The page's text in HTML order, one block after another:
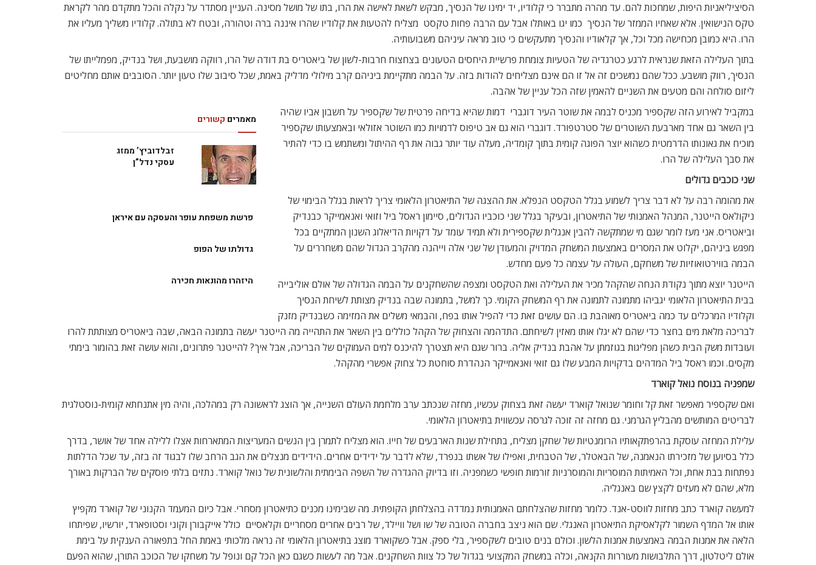
הסיציליאניות היפות, שמחכות להם. עד מהרה מתברר כי קלודיו, יד ימינו של הנסיך, מבקש לשאת לאישה את הרו, בתו של מושל מסינה. העניין מסתדר על נקלה והכל מתקדם מהר לקראת
טקס הנישואין. אלא שאחיו הממזר של הנסיך  כמו יגו באותלו אבל עם הרבה פחות טקסט  מצליח להטעות את קלודיו שהרו איננה ברה וטהורה, ובטח לא בתולה. קלודיו משליך מעליו את
הרו. היא כמובן מכחישה מכל וכל, אך קלאודיו והנסיך מתעקשים כי טוב מראה עיניהם משבועותיה.
בתוך העלילה הזאת שנראית לרגע כטרגדיה של הטעיות צומחת פרשיית היחסים הטעונים בצחצוח חרבות-לשון של ביאטריס בת דודה של הרו, רווקה מושבעת, ושל בנדיק, מפמלייתו של
הנסיך, רווק מושבע. ככל שהם נמשכים זה אל זו הם אינם מצליחים להודות בזה. על הבמה מתקיימת ביניהם קרב מילולי מדליק באמת, שכל סיבוב שלו טעון יותר. הסובבים אותם מחליטים
ליזום סולחה והם מטעים את השניים להאמין שזה הכל עניין של אהבה.
מאמרים קשורים
זבלדוביץ’ ממזג
עסקי נדל”ן
פרשת משפחת עופר והעסקה עם איראן
גדולתו של הפופ
היזהרו מהונאות חכירה
במקביל לאירוע הזה שקספיר מכניס לבמה את שוטר העיר דוגברי  דמות שהיא בדיחה פרטית של שקספיר על חשבון אביו שהיה
בין השאר גם אחד מארבעת השוטרים של סטרטפורד. דוגברי הוא גם אב טיפוס לדמויות כמו השוטר אזולאי ובאמצעותו שקספיר
מוכיח את גאונותו הדרמטית כשהוא יוצר הפוגה קומית בתוך קומדיה, מעלה עוד יותר גבוה את רף ההיתול ומשתמש בו כדי להתיר
את סבך העלילה של הרו.
שני כוכבים גדולים
את מהומה רבה על לא דבר צריך לשמוע בגלל הטקסט הנפלא. את ההצגה של התיאטרון הלאומי צריך לראות בגלל הבימוי של
ניקולאס הייטנר, המנהל האמנותי של התיאטרון, ובעיקר בגלל שני כוכביו הגדולים, סיימון ראסל ביל וזואי ואנאמייקר כבנדיק
וביאטריס. אני מעז לומר שגם מי שמתקשה להבין אנגלית שקספירית ולא תמיד עומד על דקויות הדיאלוג השנון המתקיים בכל
מפגש ביניהם, יקלוט את המסרים באמצעות המשחק המדויק והמעודן של שני אלה וייהנה מהקרב הגדול שהם משחררים על
הבמה בווירטואוזיות של משחקם, העולה על עצמה כל פעם מחדש.
הייטנר יוצא מתוך נקודת הנחה שהקהל מכיר את העלילה ואת הטקסט ומצפה שהשחקנים על הבמה הגדולה של אולם אוליבייה
בבית התיאטרון הלאומי יגביהו מתמונה לתמונה את רף המשחק הקומי. כך למשל, בתמונה שבה בנדיק מצותת לשיחת הנסיך
וקלודיו המרכלים עד כמה ביאטריס מאוהבת בו. הם עושים זאת כדי להפיל אותו בפח, והבמאי משלים את המזימה כשבנדיק מזנק
לבריכה מלאת מים בחצר כדי שהם לא יגלו אותו מאזין לשיחתם. התדהמה והצחוק של הקהל כוללים בין השאר את התהייה מה הייטנר יעשה בתמונה הבאה, שבה ביאטריס מצותתת להרו
ועובדות משק הבית כשהן מפליגות בגוזמתן על אהבת בנדיק אליה. ברור שגם היא תצטרך להיכנס למים העמוקים של הבריכה, אבל איך? להייטנר פתרונים, והוא עושה זאת בהומור בימתי
מקסים. וכמו ראסל ביל המדהים בדקויות המבע שלו גם זואי ואנאמייקר הנהדרת סוחטת כל צחוק אפשרי מהקהל.
שמפניה בנוסח נואל קוארד
ואם שקספיר מאפשר זאת קל וחומר שנואל קוארד יעשה זאת בצחוק עכשיו, מחזה שנכתב ערב מלחמת העולם השנייה, אך הוצג לראשונה רק במהלכה, והיה מין אתנחתא קומית-נוסטלגית
לבריטים המותשים מהבליץ הגרמני. גם מחזה זה זוכה לגרסה עכשווית בתיאטרון הלאומי.
עלילת המחזה עוסקת בהרפתקאותיו הרומנטיות של שחקן מצליח, בתחילת שנות הארבעים של חייו. הוא מצליח לתמרן בין הנשים המעריצות המתארחות אצלו ללילה אחד של אושר, בדרך
כלל בסיוען של מזכירתו הנאמנה, של הבאטלר, של הטבחית, ואפילו של אשתו בנפרד, שלא לדבר על ידידים אחרים. הידידים מנצלים את הגב הרחב שלו לבגוד זה בזה, עד שכל הדלתות
נפתחות בבת אחת, וכל האמיתות המוסריות והמוסרניות זורמות חופשי כשמפניה. וזו בדיוק ההגדרה של השפה הבימתית והלשונית של נואל קוארד. נתזים בלתי פוסקים של הברקות באורך
מלא, שהם לא מעזים לקצץ שם באנגליה.
למעשה קוארד כתב מחזות לווסט-אנד. כלומר מחזות שהצלחתם האמנותית נמדדה בהצלחתן הקופתית. מה שבימינו מכנים כתיאטרון מסחרי. אבל כיום המעמד הקנוני של קוארד מקפיץ
אותו אל המדף השמור לקלאסיקת התיאטרון האנגלי. שם הוא ניצב בחברה הטובה של שו ושל וויילד, של רבים אחרים מסחריים וקלאסיים  כולל אייקבורן וקוני וסטופארד, יורשיו, שפיתחו
הלאה את אמנות הבמה באמצעות אמנות הלשון. וכולם בנים טובים לשקספיר, בלי ספק. אבל כשקוארד מוצג בתיאטרון הלאומי זה נראה מלכותי באמת החל בתפאורה הענקית על בימת
אולם ליטלטון, דרך התלבושות מעוררות הקנאה, וכלה במשחק המקצועי בגדול של כל צוות השחקנים. אבל מה לעשות כשגם כאן הכל קם ונופל על משחקו של הכוכב התורן, שהוא הפעם